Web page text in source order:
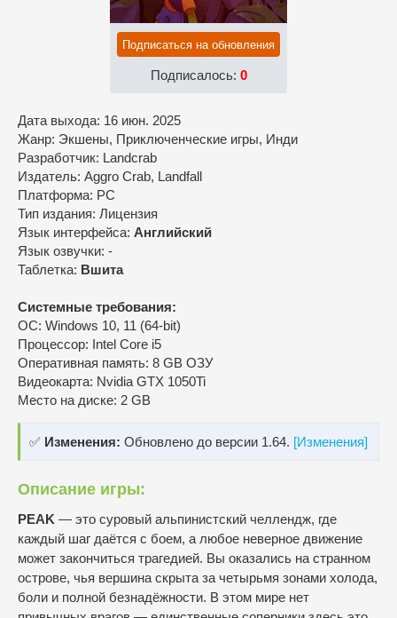
Подписаться на обновления
Подписалось: 0
Дата выхода: 16 июн. 2025
Жанр: Экшены, Приключенческие игры, Инди
Разработчик: Landcrab
Издатель: Aggro Crab, Landfall
Платформа: PC
Тип издания: Лицензия
Язык интерфейса: Английский
Язык озвучки: -
Таблетка: Вшита
Системные требования:
ОС: Windows 10, 11 (64-bit)
Процессор: Intel Core i5
Оперативная память: 8 GB ОЗУ
Видеокарта: Nvidia GTX 1050Ti
Место на диске: 2 GB
✅ Изменения: Обновлено до версии 1.64. [Изменения]
Описание игры:
PEAK — это суровый альпинистский челлендж, где
каждый шаг даётся с боем, а любое неверное движение
может закончиться трагедией. Вы оказались на странном
острове, чья вершина скрыта за четырьмя зонами холода,
боли и полной безнадёжности. В этом мире нет